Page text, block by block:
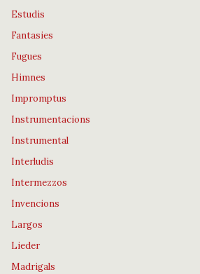
Estudis
Fantasies
Fugues
Himnes
Impromptus
Instrumentacions
Instrumental
Interludis
Intermezzos
Invencions
Largos
Lieder
Madrigals